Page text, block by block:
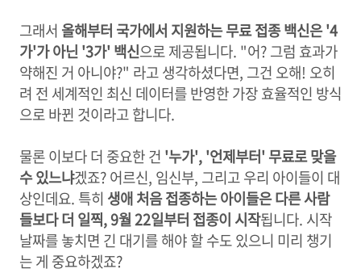
그래서 올해부터 국가에서 지원하는 무료 접종 백신은 '4
가'가 아닌 '3가' 백신으로 제공됩니다. "어? 그럼 효과가
약해진 거 아니야?" 라고 생각하셨다면, 그건 오해! 오히
려 전 세계적인 최신 데이터를 반영한 가장 효율적인 방식
으로 바뀐 것이라고 합니다.
물론 이보다 더 중요한 건 '누가', '언제부터' 무료로 맞을
수 있느냐겠죠? 어르신, 임신부, 그리고 우리 아이들이 대
상인데요. 특히 생애 처음 접종하는 아이들은 다른 사람
들보다 더 일찍, 9월 22일부터 접종이 시작됩니다. 시작
날짜를 놓치면 긴 대기를 해야 할 수도 있으니 미리 챙기
는 게 중요하겠죠?